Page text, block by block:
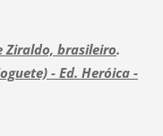
Ziraldo, brasileiro.
- Ed. Heróica -